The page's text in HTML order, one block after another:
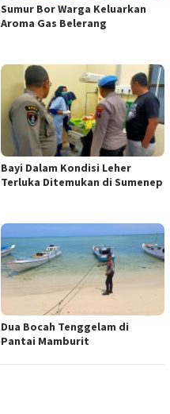
Sumur Bor Warga Keluarkan
Aroma Gas Belerang
Bayi Dalam Kondisi Leher
Terluka Ditemukan di Sumenep
Dua Bocah Tenggelam di
Pantai Mamburit